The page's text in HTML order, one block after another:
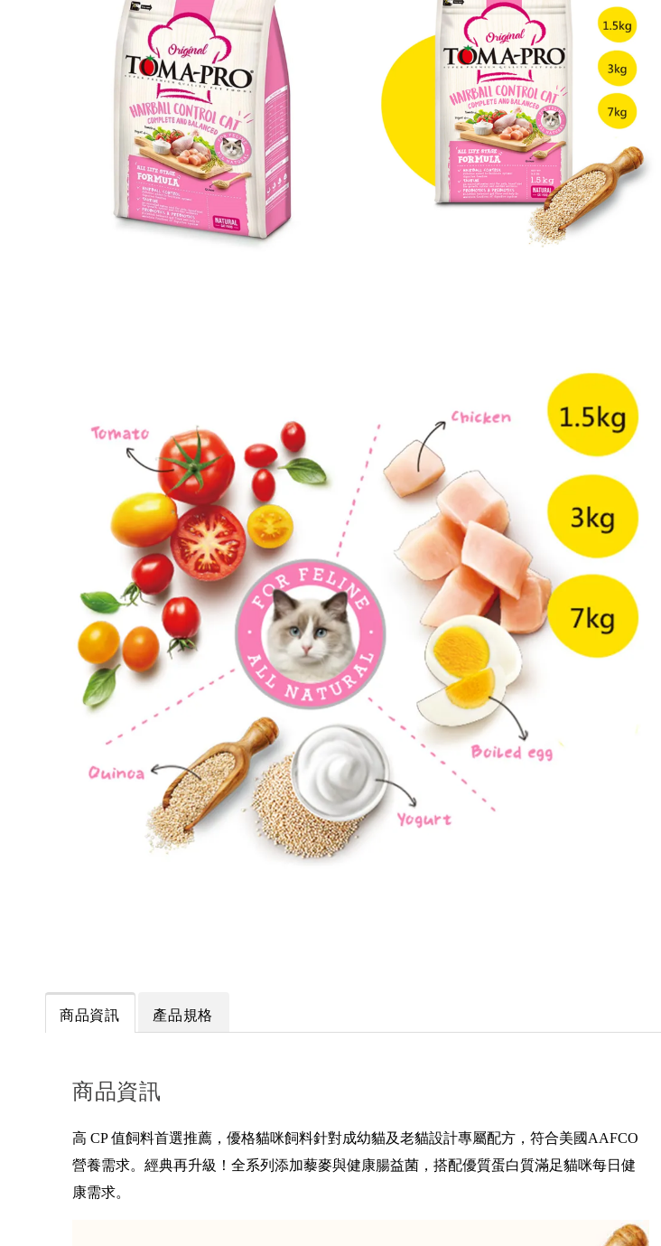
商品資訊 產品規格
商品資訊
高 CP 值飼料首選推薦，優格貓咪飼料針對成幼貓及老貓設計專屬配方，符合美國AAFCO
營養需求。經典再升級！全系列添加藜麥與健康腸益菌，搭配優質蛋白質滿足貓咪每日健
康需求。